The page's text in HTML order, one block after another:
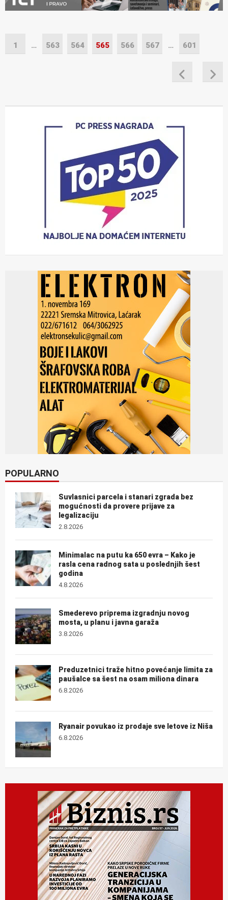
1 … 563 564 565 566 567 … 601
POPULARNO
Suvlasnici parcela i stanari zgrada bez
mogućnosti da provere prijave za
legalizaciju
2.8.2026
Minimalac na putu ka 650 evra – Kako je
rasla cena radnog sata u poslednjih šest
godina
4.8.2026
Smederevo priprema izgradnju novog
mosta, u planu i javna garaža
3.8.2026
Preduzetnici traže hitno povećanje limita za
paušalce sa šest na osam miliona dinara
6.8.2026
Ryanair povukao iz prodaje sve letove iz Niša
6.8.2026